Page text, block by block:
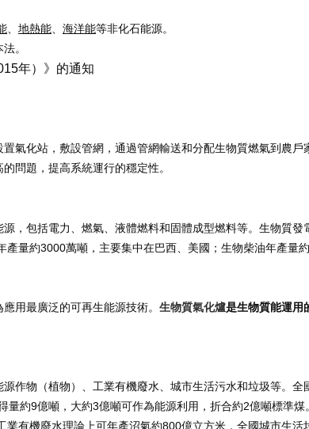
、 地熱能、 海洋能等非化石能源。
。
年）》的通知
氣化站，敷設管網，通過管網輸送和分配生物質燃氣到農
問題，提高系統運行的穩定性。
，包括電力、燃氣、液體燃料和固體成型燃料等。生物質
產量約3000萬噸，主要集中在巴西、美國；生物柴油年產量約
用最廣泛的可再生能源技術。 生物質氣化爐是生物質能運用
作物（植物）、工業有機廢水、城市生活污水和垃圾等。全
量約9億噸，大約3億噸可作為能源利用，折合約2億噸標準煤
業有機廢水理論上可年產沼氣約800億立方米，全國城市生活